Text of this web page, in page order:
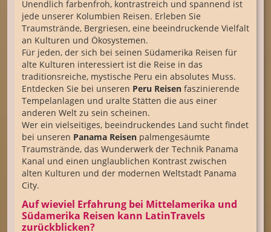
Unendlich farbenfroh, kontrastreich und spannend ist
jede unserer Kolumbien Reisen. Erleben Sie
Traumstrände, Bergriesen, eine beeindruckende Vielfalt
an Kulturen und Ökosystemen.
Für jeden, der sich bei seinen Südamerika Reisen für
alte Kulturen interessiert ist die Reise in das
traditionsreiche, mystische Peru ein absolutes Muss.
Entdecken Sie bei unseren Peru Reisen faszinierende
Tempelanlagen und uralte Stätten die aus einer
anderen Welt zu sein scheinen.
Wer ein vielseitiges, beeindruckendes Land sucht findet
bei unseren Panama Reisen palmengesäumte
Traumstrände, das Wunderwerk der Technik Panama
Kanal und einen unglaublichen Kontrast zwischen
alten Kulturen und der modernen Weltstadt Panama
City.
Auf wieviel Erfahrung bei Mittelamerika und
Südamerika Reisen kann LatinTravels
zurückblicken?